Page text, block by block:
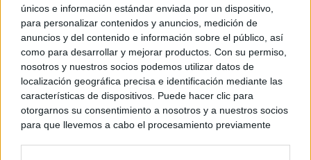
únicos e información estándar enviada por un dispositivo,
para personalizar contenidos y anuncios, medición de
anuncios y del contenido e información sobre el público, así
como para desarrollar y mejorar productos. Con su permiso,
nosotros y nuestros socios podemos utilizar datos de
localización geográfica precisa e identificación mediante las
características de dispositivos. Puede hacer clic para
otorgarnos su consentimiento a nosotros y a nuestros socios
para que llevemos a cabo el procesamiento previamente
© Kiosko.net Aviso Legal Privacidad y Cookies